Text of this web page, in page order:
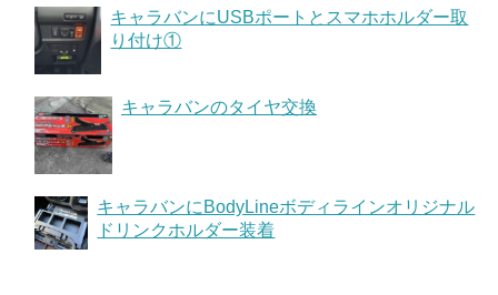
キャラバンにUSBポートとスマホホルダー取
り付け①
キャラバンのタイヤ交換
キャラバンにBodyLineボディラインオリジナル
ドリンクホルダー装着